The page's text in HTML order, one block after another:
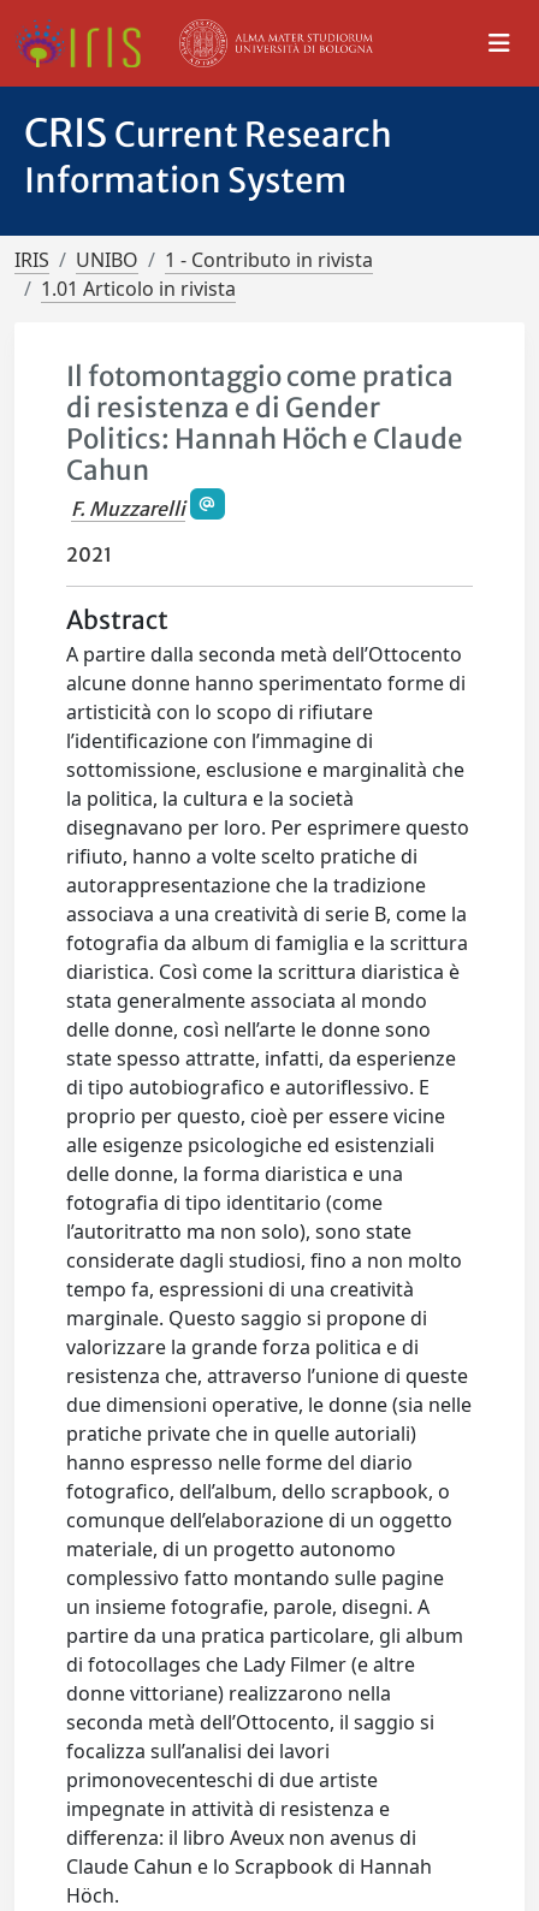
CRIS Current Research
Information System
IRIS UNIBO
1 - Contributo in rivista
1.01 Articolo in rivista
Il fotomontaggio come pratica
di resistenza e di Gender
Politics: Hannah Höch e Claude
Cahun
F. Muzzarelli
2021
Abstract
A partire dalla seconda metà dell’Ottocento
alcune donne hanno sperimentato forme di
artisticità con lo scopo di rifiutare
l’identificazione con l’immagine di
sottomissione, esclusione e marginalità che
la politica, la cultura e la società
disegnavano per loro. Per esprimere questo
rifiuto, hanno a volte scelto pratiche di
autorappresentazione che la tradizione
associava a una creatività di serie B, come la
fotografia da album di famiglia e la scrittura
diaristica. Così come la scrittura diaristica è
stata generalmente associata al mondo
delle donne, così nell’arte le donne sono
state spesso attratte, infatti, da esperienze
di tipo autobiografico e autoriflessivo. E
proprio per questo, cioè per essere vicine
alle esigenze psicologiche ed esistenziali
delle donne, la forma diaristica e una
fotografia di tipo identitario (come
l’autoritratto ma non solo), sono state
considerate dagli studiosi, fino a non molto
tempo fa, espressioni di una creatività
marginale. Questo saggio si propone di
valorizzare la grande forza politica e di
resistenza che, attraverso l’unione di queste
due dimensioni operative, le donne (sia nelle
pratiche private che in quelle autoriali)
hanno espresso nelle forme del diario
fotografico, dell’album, dello scrapbook, o
comunque dell’elaborazione di un oggetto
materiale, di un progetto autonomo
complessivo fatto montando sulle pagine
un insieme fotografie, parole, disegni. A
partire da una pratica particolare, gli album
di fotocollages che Lady Filmer (e altre
donne vittoriane) realizzarono nella
seconda metà dell’Ottocento, il saggio si
focalizza sull’analisi dei lavori
primonovecenteschi di due artiste
impegnate in attività di resistenza e
differenza: il libro Aveux non avenus di
Claude Cahun e lo Scrapbook di Hannah
Höch.